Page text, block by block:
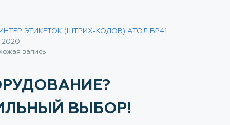
ЭТИКЕТОК (ШТРИХ-КОДОВ) АТОЛ BP41
запись
ВЫБОР!